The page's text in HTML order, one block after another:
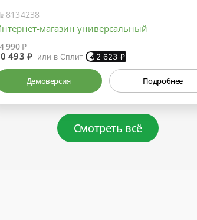
8134238
магазин универсальный
990 ₽
493 ₽ или в Сплит 2 623 ₽
Демоверсия Подробнее
Смотреть всё